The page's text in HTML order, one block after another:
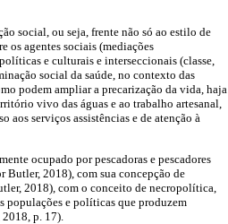
social, ou seja, frente não só ao estilo de
os agentes sociais (mediações
e culturais e interseccionais (classe,
social da saúde, no contexto das
podem ampliar a precarização da vida, haja
vivo das águas e ao trabalho artesanal,
aos serviços assistências e de atenção à
ocupado por pescadoras e pescadores
2018), com sua concepção de
2018), com o conceito de necropolítica,
populações e políticas que produzem
p. 17).